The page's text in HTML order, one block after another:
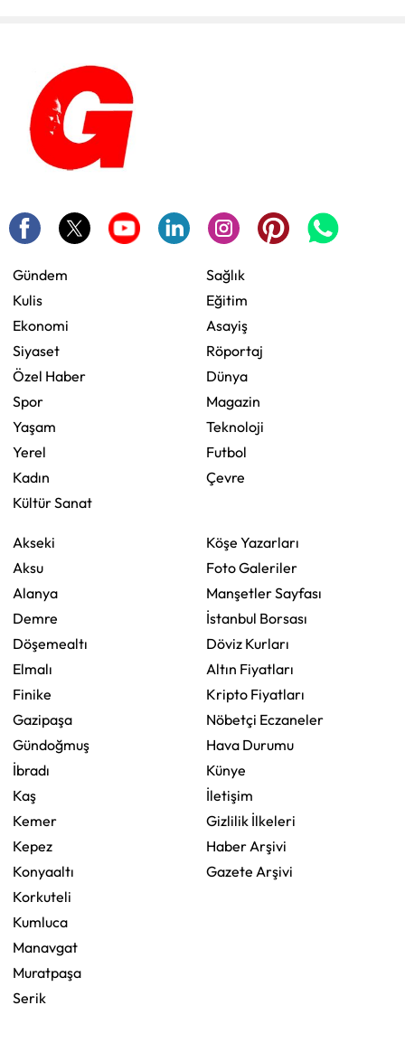
Gündem
Kulis
Ekonomi
Siyaset
Özel Haber
Spor
Yaşam
Yerel
Kadın
Kültür Sanat
Sağlık
Eğitim
Asayiş
Röportaj
Dünya
Magazin
Teknoloji
Futbol
Çevre
Akseki
Aksu
Alanya
Demre
Döşemealtı
Elmalı
Finike
Gazipaşa
Gündoğmuş
İbradı
Kaş
Kemer
Kepez
Konyaaltı
Korkuteli
Kumluca
Manavgat
Muratpaşa
Serik
Köşe Yazarları
Foto Galeriler
Manşetler Sayfası
İstanbul Borsası
Döviz Kurları
Altın Fiyatları
Kripto Fiyatları
Nöbetçi Eczaneler
Hava Durumu
Künye
İletişim
Gizlilik İlkeleri
Haber Arşivi
Gazete Arşivi